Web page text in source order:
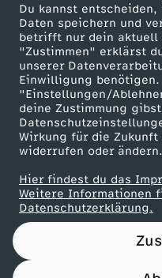
Du kannst
Daten speichern und
betrifft nur dein aktuell
"Zustimmen" erklärst
unserer
Einwilligung
"Einstellungen/
deine Zustimmung
Wirkung für die
widerrufen oder ändern.
Hier findest du das
Weitere Informationen
Datenschutzerklärung.
B
e
c
o
m
i
ZDF goes Schule
Werbefernsehen
Mainzelmännchen
Partner